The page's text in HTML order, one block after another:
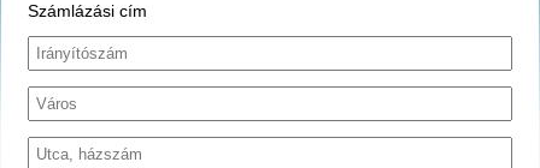
Számlázási cím